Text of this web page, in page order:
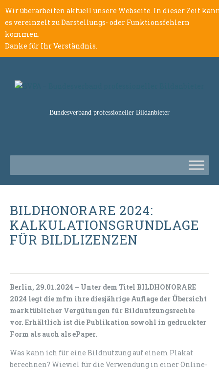
Wir überarbeiten aktuell unsere Webseite. In dieser Zeit
es vereinzelt zu Darstellungs- oder Funktionsfehlern
kommen.
Danke für Ihr Verständnis.
Bundesverband professioneller Bildanbieter
BILDHONORARE 2024:
KALKULATIONSGRUNDLAGE
FÜR BILDLIZENZEN
Berlin, 29.01.2024 – Unter dem Titel BILDHONORARE
2024 legt die mfm ihre diesjährige Auflage der Übersicht
marktüblicher Vergütungen für Bildnutzungsrechte
vor. Erhält­lich ist die Publikation sowohl in gedruckter
Form als auch als ePaper.
Was kann ich für eine Bildnutzung auf einem Plakat
berechnen? Wieviel für die Verwendung in einer Online-